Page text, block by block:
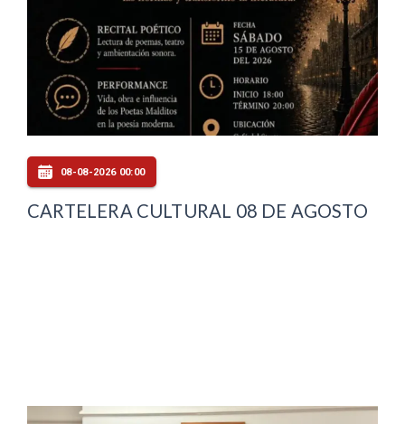
08-08-2026 00:00
CARTELERA CULTURAL 08 DE AGOSTO